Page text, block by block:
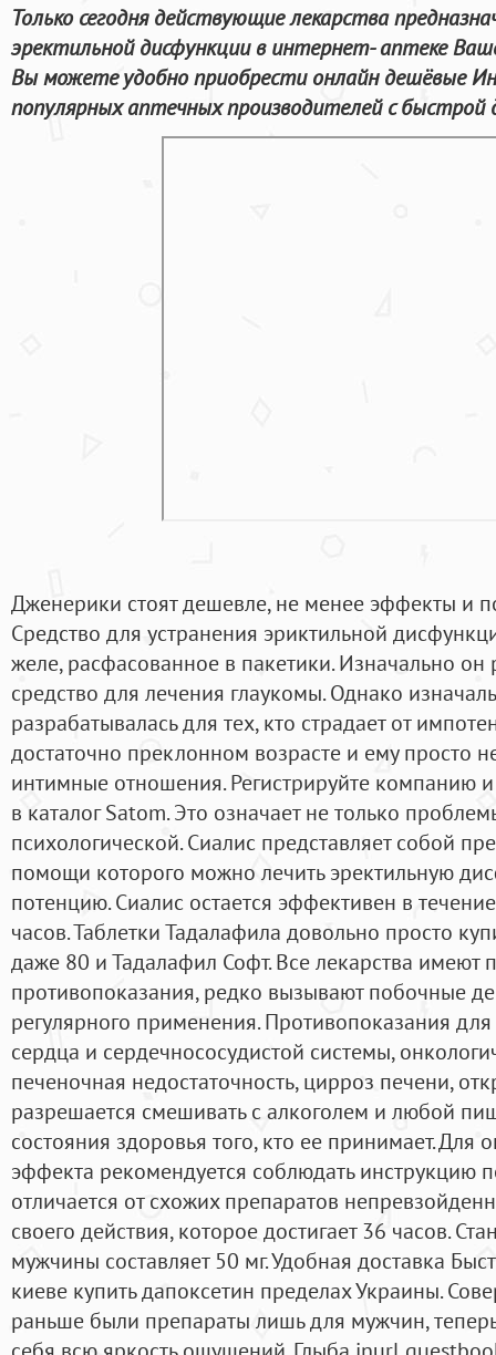
Только сегодня действующие лекарства
эректильной дисфункции в интернет- аптеке
Вы можете удобно приобрести онлайн дешёвые
популярных аптечных производителей с быстрой
Дженерики стоят дешевле, не менее эффекты и
Средство для устранения эриктильной
желе, расфасованное в пакетики. Изначально
средство для лечения глаукомы. Однако
разрабатывалась для тех, кто страдает от
достаточно преклонном возрасте и ему просто
интимные отношения. Регистрируйте компанию
в каталог Satom. Это означает не только
психологической. Сиалис представляет собой
помощи которого можно лечить эректильную
потенцию. Сиалис остается эффективен в
часов. Таблетки Тадалафила довольно просто
даже 80 и Тадалафил Софт. Все лекарства имеют
противопоказания, редко вызывают побочные
регулярного применения. Противопоказания
сердца и сердечнососудистой системы,
печеночная недостаточность, цирроз печени,
разрешается смешивать с алкоголем и любой
состояния здоровья того, кто ее принимает. Для
эффекта рекомендуется соблюдать инструкцию
отличается от схожих препаратов
своего действия, которое достигает 36 часов.
мужчины составляет 50 мг. Удобная доставка
киеве купить дапоксетин пределах Украины.
раньше были препараты лишь для мужчин,